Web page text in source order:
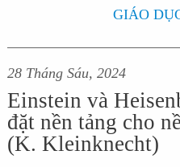
GIÁO
28 Tháng Sáu, 2024
Einstein và
đặt nền tảng cho
(K. Kleinknecht)